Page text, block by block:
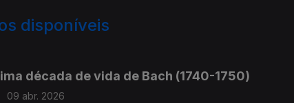
disponíveis
década de vida de Bach (1740-1750)
09 abr. 2026